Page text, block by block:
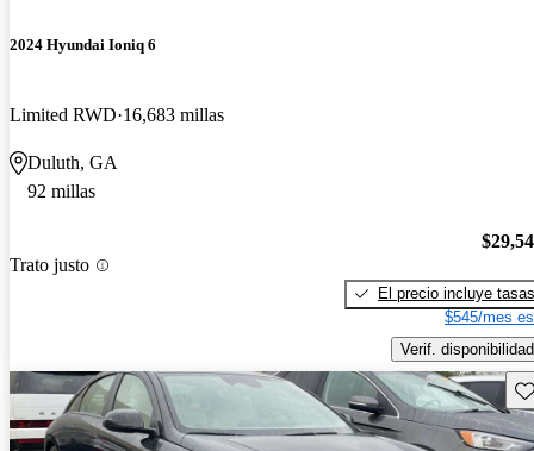
2024 Hyundai Ioniq 6
Limited RWD 16,683 millas
Duluth, GA
92 millas
Trato justo
El precio incluye tasas
$545/mes
Verif. disponibilidad